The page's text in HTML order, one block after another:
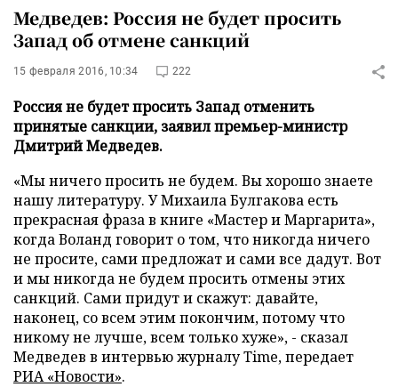
Медведев: Россия не будет просить
Запад об отмене санкций
15 февраля 2016, 10:34 222
Россия не будет просить Запад отменить
принятые санкции, заявил премьер-министр
Дмитрий Медведев.
«Мы ничего просить не будем. Вы хорошо знаете
нашу литературу. У Михаила Булгакова есть
прекрасная фраза в книге «Мастер и Маргарита»,
когда Воланд говорит о том, что никогда ничего
не просите, сами предложат и сами все дадут. Вот
и мы никогда не будем просить отмены этих
санкций. Сами придут и скажут: давайте,
наконец, со всем этим покончим, потому что
никому не лучше, всем только хуже», - сказал
Медведев в интервью журналу Time, передает
РИА «Новости».